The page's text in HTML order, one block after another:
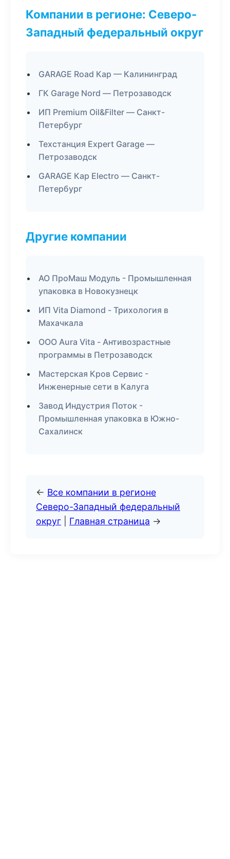
Компании в регионе: Северо-
Западный федеральный округ
GARAGE Road Кар — Калининград
ГК Garage Nord — Петрозаводск
ИП Premium Oil&Filter — Санкт-
Петербург
Техстанция Expert Garage —
Петрозаводск
GARAGE Кар Electro — Санкт-
Петербург
Другие компании
АО ПроМаш Модуль - Промышленная
упаковка в Новокузнецк
ИП Vita Diamond - Трихология в
Махачкала
ООО Aura Vita - Антивозрастные
программы в Петрозаводск
Мастерская Кров Сервис -
Инженерные сети в Калуга
Завод Индустрия Поток -
Промышленная упаковка в Южно-
Сахалинск
← Все компании в регионе
Северо-Западный федеральный
округ
Главная страница →